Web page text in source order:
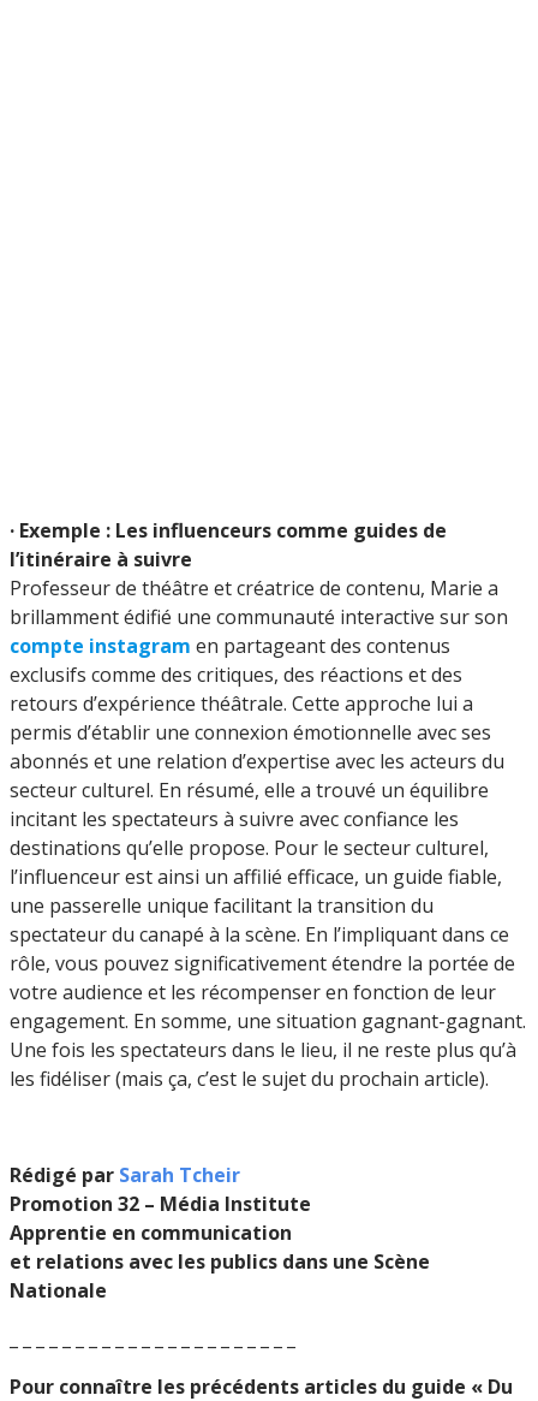
· Exemple : Les influenceurs comme guides de
l’itinéraire à suivre
Professeur de théâtre et créatrice de contenu, Marie a
brillamment édifié une communauté interactive sur son
compte instagram en partageant des contenus
exclusifs comme des critiques, des réactions et des
retours d’expérience théâtrale. Cette approche lui a
permis d’établir une connexion émotionnelle avec ses
abonnés et une relation d’expertise avec les acteurs du
secteur culturel. En résumé, elle a trouvé un équilibre
incitant les spectateurs à suivre avec confiance les
destinations qu’elle propose. Pour le secteur culturel,
l’influenceur est ainsi un affilié efficace, un guide fiable,
une passerelle unique facilitant la transition du
spectateur du canapé à la scène. En l’impliquant dans ce
rôle, vous pouvez significativement étendre la portée de
votre audience et les récompenser en fonction de leur
engagement. En somme, une situation gagnant-gagnant.
Une fois les spectateurs dans le lieu, il ne reste plus qu’à
les fidéliser (mais ça, c’est le sujet du prochain article).
Rédigé par Sarah Tcheir
Promotion 32 – Média Institute
Apprentie en communication
et relations avec les publics dans une Scène
Nationale
Pour connaître les précédents articles du guide « Du